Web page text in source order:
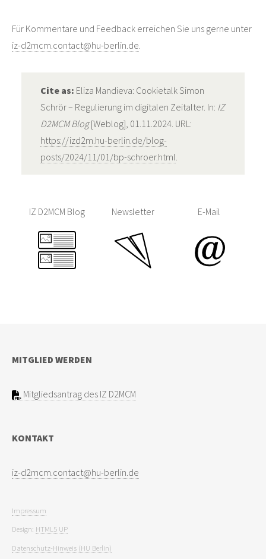
Für Kommentare und Feedback erreichen Sie uns gerne unter
iz-d2mcm.contact@hu-berlin.de.
Cite as: Eliza Mandieva: Cookietalk Simon
Schrör – Regulierung im digitalen Zeitalter. In: IZ
D2MCM Blog[Weblog], 01.11.2024. URL:
https://izd2m.hu-berlin.de/blog-
posts/2024/11/01/bp-schroer.html.
IZ D2MCM Blog Newsletter E-Mail
KONTAKT
MITGLIED WERDEN
Mitgliedsantrag des IZ D2MCM
Impressum
Design: HTML5 UP
Datenschutz-Hinweis (HU Berlin)